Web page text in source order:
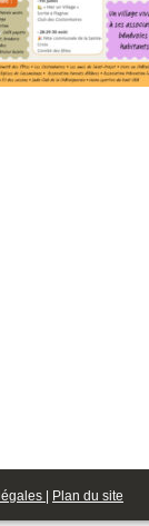
| Plan du site